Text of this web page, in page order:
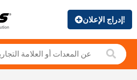
إدراج الإعلان!